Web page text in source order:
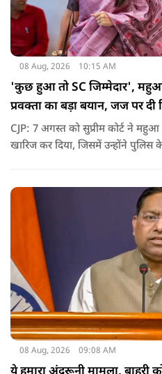
08 Aug, 2026 10:15 AM
'कुछ हुआ तो SC जिम्मेदार', महुआ
प्रवक्ता का बड़ा बयान, जज पर दी
CJP: 7 अगस्त को सुप्रीम कोर्ट ने महुआ मोइत्रा की उस याचिका को
खारिज कर दिया, जिसमें उन्होंने
केंद्र बन गई है.
08 Aug, 2026 09:08 AM